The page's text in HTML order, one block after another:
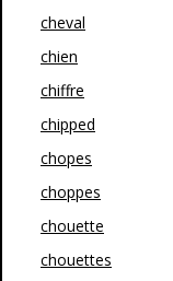
cheval
chien
chiffre
chipped
chopes
choppes
chouette
chouettes